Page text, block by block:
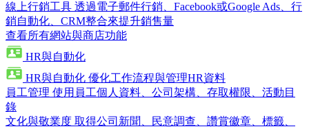
線上行銷工具 透過電子郵件行銷、Facebook或Google Ads、行
銷自動化、CRM整合來提升銷售量
查看所有網站與商店功能
HR與自動化
HR與自動化 優化工作流程與管理HR資料
員工管理 使用員工個人資料、公司架構、存取權限、活動目
錄
文化與敬業度 取得公司新聞、民意調查、讚賞徽章、標籤、